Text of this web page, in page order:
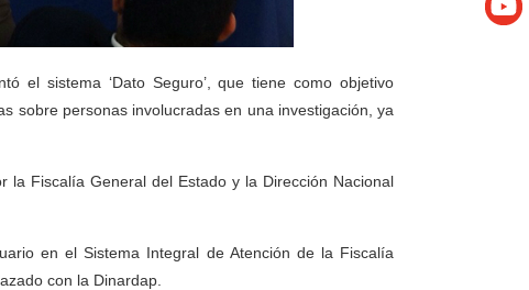
el sistema ‘Dato Seguro’, que tiene como objetivo
sobre personas involucradas en una investigación, ya
la Fiscalía General del Estado y la Dirección Nacional
en el Sistema Integral de Atención de la Fiscalía
con la Dinardap.